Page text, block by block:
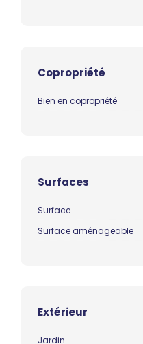
Copropriété
Bien en copropriété
Surfaces
Surface
Surface aménageable
Extérieur
Jardin